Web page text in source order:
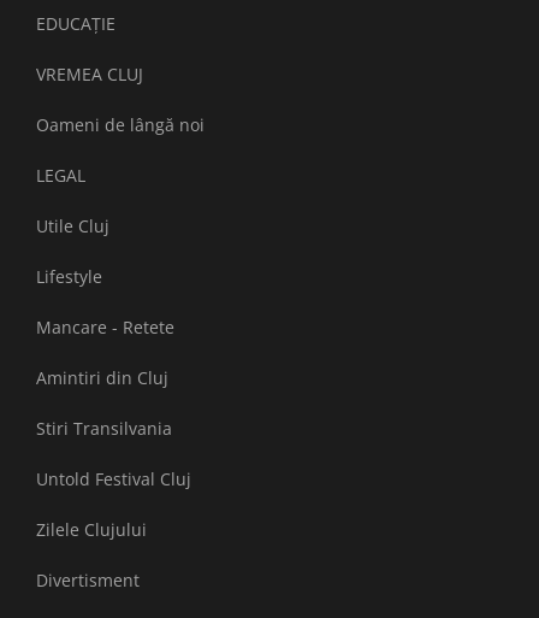
EDUCAȚIE
VREMEA CLUJ
Oameni de lângă noi
LEGAL
Utile Cluj
Lifestyle
Mancare - Retete
Amintiri din Cluj
Stiri Transilvania
Untold Festival Cluj
Zilele Clujului
Divertisment